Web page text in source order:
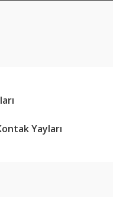
Yayları